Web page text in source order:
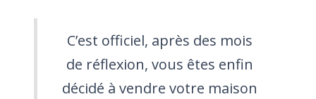
C’est officiel, après des mois
de réflexion, vous êtes enfin
décidé à vendre votre maison